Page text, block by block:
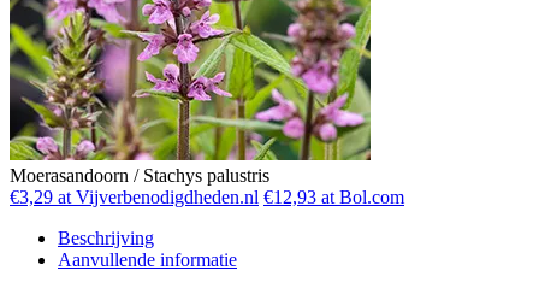
Moerasandoorn / Stachys palustris
€3,29 at Vijverbenodigdheden.nl €12,93 at Bol.com
Beschrijving
Aanvullende informatie